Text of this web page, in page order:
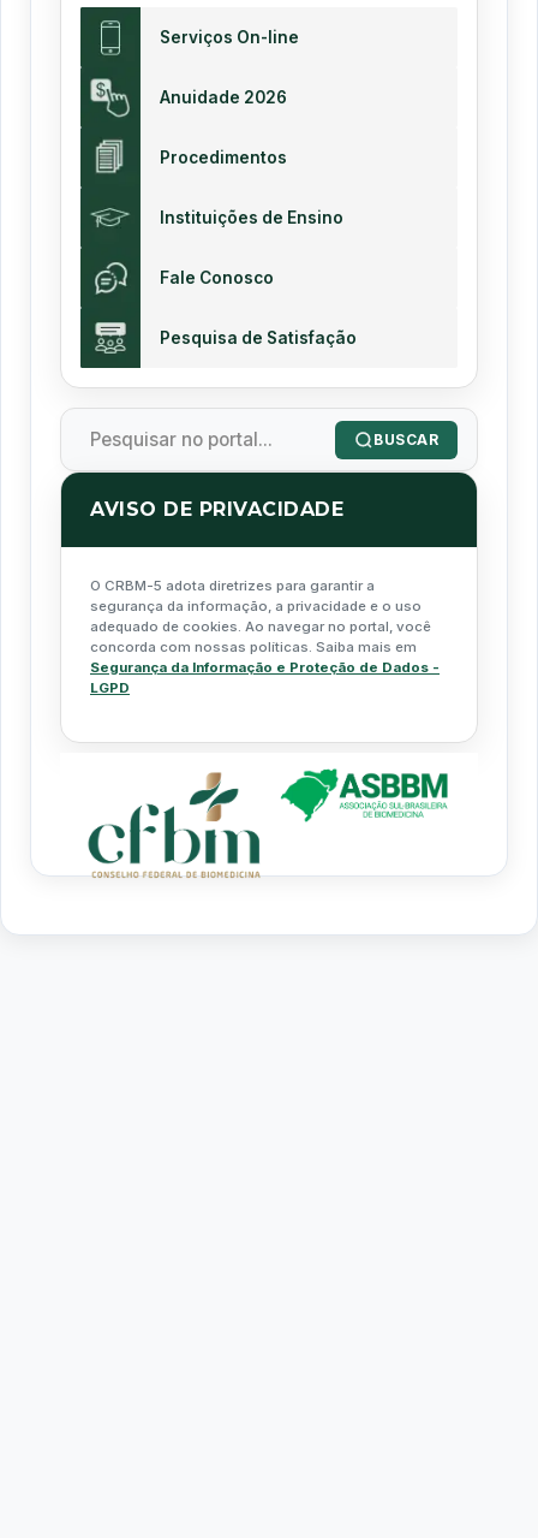
Serviços On-line
Anuidade 2026
Procedimentos
Instituições de Ensino
Fale Conosco
Pesquisa de Satisfação
BUSCAR
AVISO DE PRIVACIDADE
O CRBM-5 adota diretrizes para garantir a
segurança da informação, a privacidade e o uso
adequado de cookies. Ao navegar no portal, você
concorda com nossas políticas. Saiba mais em
Segurança da Informação e Proteção de Dados -
LGPD